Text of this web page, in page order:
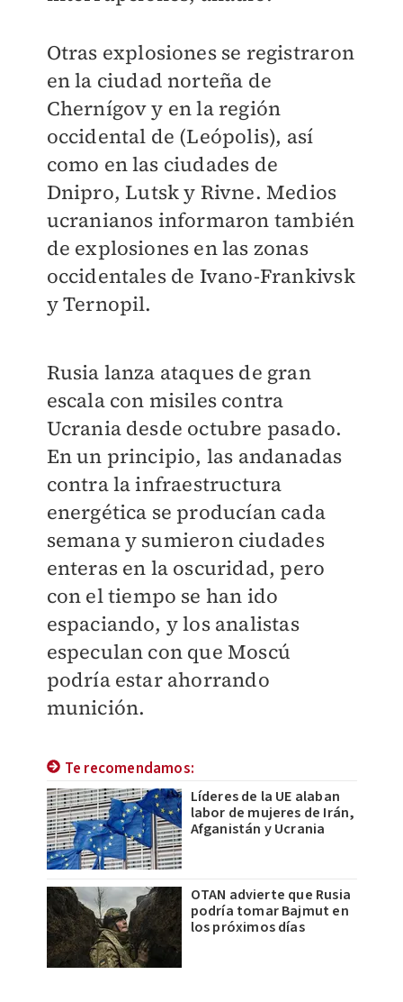
Otras explosiones se registraron
en la ciudad norteña de
Chernígov y en la región
occidental de (Leópolis), así
como en las ciudades de
Dnipro, Lutsk y Rivne. Medios
ucranianos informaron también
de explosiones en las zonas
occidentales de Ivano-Frankivsk
y Ternopil.
Rusia lanza ataques de gran
escala con misiles contra
Ucrania desde octubre pasado.
En un principio, las andanadas
contra la infraestructura
energética se producían cada
semana y sumieron ciudades
enteras en la oscuridad, pero
con el tiempo se han ido
espaciando, y los analistas
especulan con que Moscú
podría estar ahorrando
munición.
Te recomendamos:
Líderes de la UE alaban
labor de mujeres de Irán,
Afganistán y Ucrania
OTAN advierte que Rusia
podría tomar Bajmut en
los próximos días